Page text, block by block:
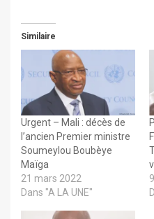
Similaire
Urgent – Mali : décès de
l’ancien Premier ministre
Soumeylou Boubèye
Maïga
21 mars 2022
Dans "A LA UNE"